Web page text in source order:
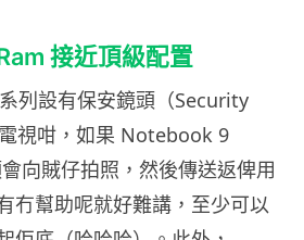
接近頂級配置
列設有保安鏡頭（Security
視咁，如果 Notebook 9
向賊仔拍照，然後傳送返俾用
冇幫助呢就好難講，至少可以